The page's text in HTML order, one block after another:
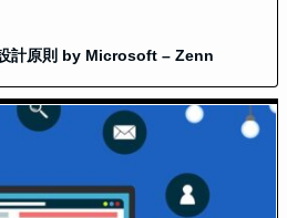
計原則 by Microsoft – Zenn